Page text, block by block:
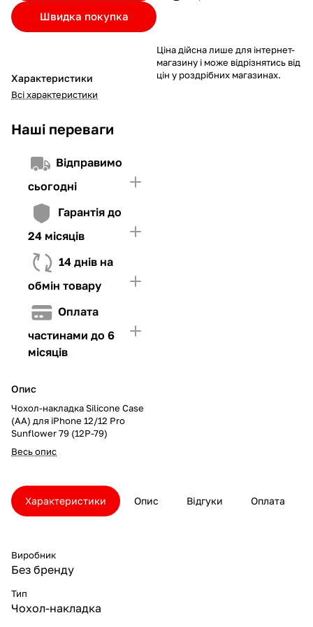
Швидка покупка
Характеристики
Всі характеристики
Наші переваги
Відправимо
сьогодні
Гарантія до
24 місяців
14 днів на
обмін товару
Оплата
частинами до 6
місяців
Опис
Чохол-накладка Silicone Case
(AA) для iPhone 12/12 Pro
Sunflower 79 (12P-79)
Весь опис
Якщо ліміт нижчий за вартість товару, невистачаючу суму
потрібно внести Першим внеском
4. Мати достатньо коштів для внесення першої частини платежу
та Першого внеску (у разі потреби)
Ціна дійсна лише для інтернет-
магазину і може відрізнятись від
цін у роздрібних магазинах.
Характеристики Опис Відгуки Оплата
Виробник
Без бренду
Тип
Чохол-накладка